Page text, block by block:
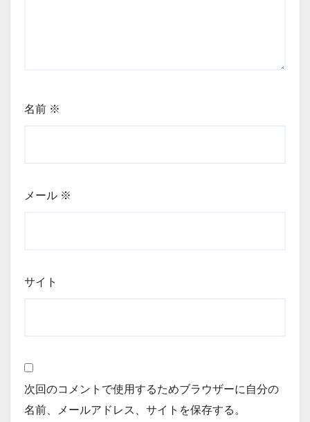
名前 ※
メール ※
サイト
次回のコメントで使用するためブラウザーに自分の
名前、メールアドレス、サイトを保存する。